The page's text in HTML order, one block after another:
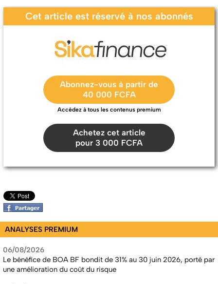
Cet article est réservé à nos abonnés
Abonnez-vous à partir de
40 000 FCFA
Accédez à tous les contenus premium
Achetez cet article
pour 3 000 FCFA
ANALYSES PREMIUM
06/08/2026
Le bénéfice de BOA BF bondit de 31% au 30 juin 2026, porté par
une amélioration du coût du risque